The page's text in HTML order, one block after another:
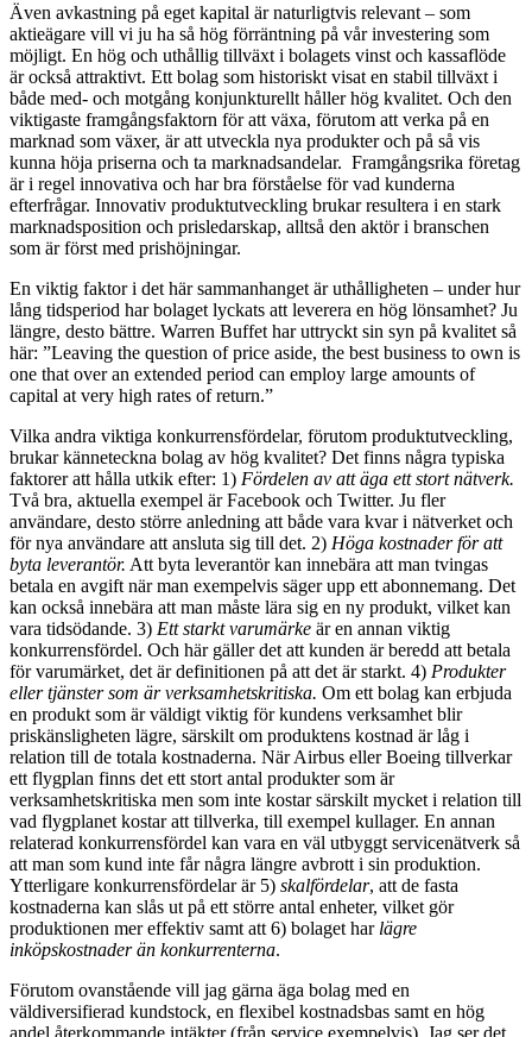
Även avkastning på eget kapital är naturligtvis relevant – som
aktieägare vill vi ju ha så hög förräntning på vår investering som
möjligt. En hög och uthållig tillväxt i bolagets vinst och kassaflöde
är också attraktivt. Ett bolag som historiskt visat en stabil tillväxt i
både med- och motgång konjunkturellt håller hög kvalitet. Och den
viktigaste framgångsfaktorn för att växa, förutom att verka på en
marknad som växer, är att utveckla nya produkter och på så vis
kunna höja priserna och ta marknadsandelar. Framgångsrika företag
är i regel innovativa och har bra förståelse för vad kunderna
efterfrågar. Innovativ produktutveckling brukar resultera i en stark
marknadsposition och prisledarskap, alltså den aktör i branschen
som är först med prishöjningar.
En viktig faktor i det här sammanhanget är uthålligheten – under hur
lång tidsperiod har bolaget lyckats att leverera en hög lönsamhet? Ju
längre, desto bättre. Warren Buffet har uttryckt sin syn på kvalitet så
här: ”Leaving the question of price aside, the best business to own is
one that over an extended period can employ large amounts of
capital at very high rates of return.”
Vilka andra viktiga konkurrensfördelar, förutom produktutveckling,
brukar känneteckna bolag av hög kvalitet? Det finns några typiska
faktorer att hålla utkik efter: 1) Fördelen av att äga ett stort nätverk.
Två bra, aktuella exempel är Facebook och Twitter. Ju fler
användare, desto större anledning att både vara kvar i nätverket och
för nya användare att ansluta sig till det. 2) Höga kostnader för att
byta leverantör. Att byta leverantör kan innebära att man tvingas
betala en avgift när man exempelvis säger upp ett abonnemang. Det
kan också innebära att man måste lära sig en ny produkt, vilket kan
vara tidsödande. 3) Ett starkt varumärke är en annan viktig
konkurrensfördel. Och här gäller det att kunden är beredd att betala
för varumärket, det är definitionen på att det är starkt. 4) Produkter
eller tjänster som är verksamhetskritiska. Om ett bolag kan erbjuda
en produkt som är väldigt viktig för kundens verksamhet blir
priskänsligheten lägre, särskilt om produktens kostnad är låg i
relation till de totala kostnaderna. När Airbus eller Boeing tillverkar
ett flygplan finns det ett stort antal produkter som är
verksamhetskritiska men som inte kostar särskilt mycket i relation till
vad flygplanet kostar att tillverka, till exempel kullager. En annan
relaterad konkurrensfördel kan vara en väl utbyggt servicenätverk så
att man som kund inte får några längre avbrott i sin produktion.
Ytterligare konkurrensfördelar är 5) skalfördelar, att de fasta
kostnaderna kan slås ut på ett större antal enheter, vilket gör
produktionen mer effektiv samt att 6) bolaget har lägre
inköpskostnader än konkurrenterna.
Förutom ovanstående vill jag gärna äga bolag med en
väldiversifierad kundstock, en flexibel kostnadsbas samt en hög
andel återkommande intäkter (från service exempelvis). Jag ser det